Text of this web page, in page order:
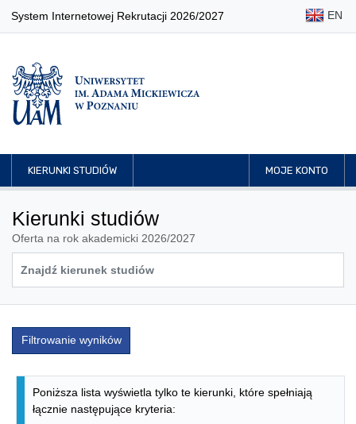
System Internetowej Rekrutacji 2026/2027 EN
KIERUNKI STUDIÓW MOJE KONTO
Kierunki studiów
Oferta na rok akademicki 2026/2027
Filtrowanie wyników
Lista kierunków - indeks alfabetyczny
Poniższa lista wyświetla tylko te kierunki, które spełniają
łącznie następujące kryteria: